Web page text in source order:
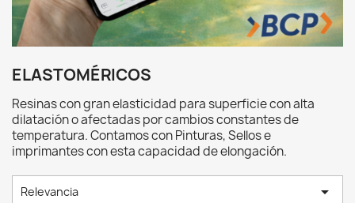
ELASTOMÉRICOS
Resinas con gran elasticidad para superficie con alta
dilatación o afectadas por cambios constantes de
temperatura. Contamos con Pinturas, Sellos e
imprimantes con esta capacidad de elongación.
Relevancia 